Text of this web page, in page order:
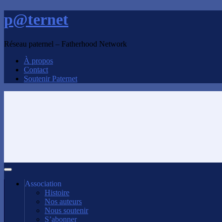
p@ternet
Réseau paternel – Fatherhood Network
À propos
Contact
Soutenir Paternet
Association
Histoire
Nos auteurs
Nous soutenir
S’abonner